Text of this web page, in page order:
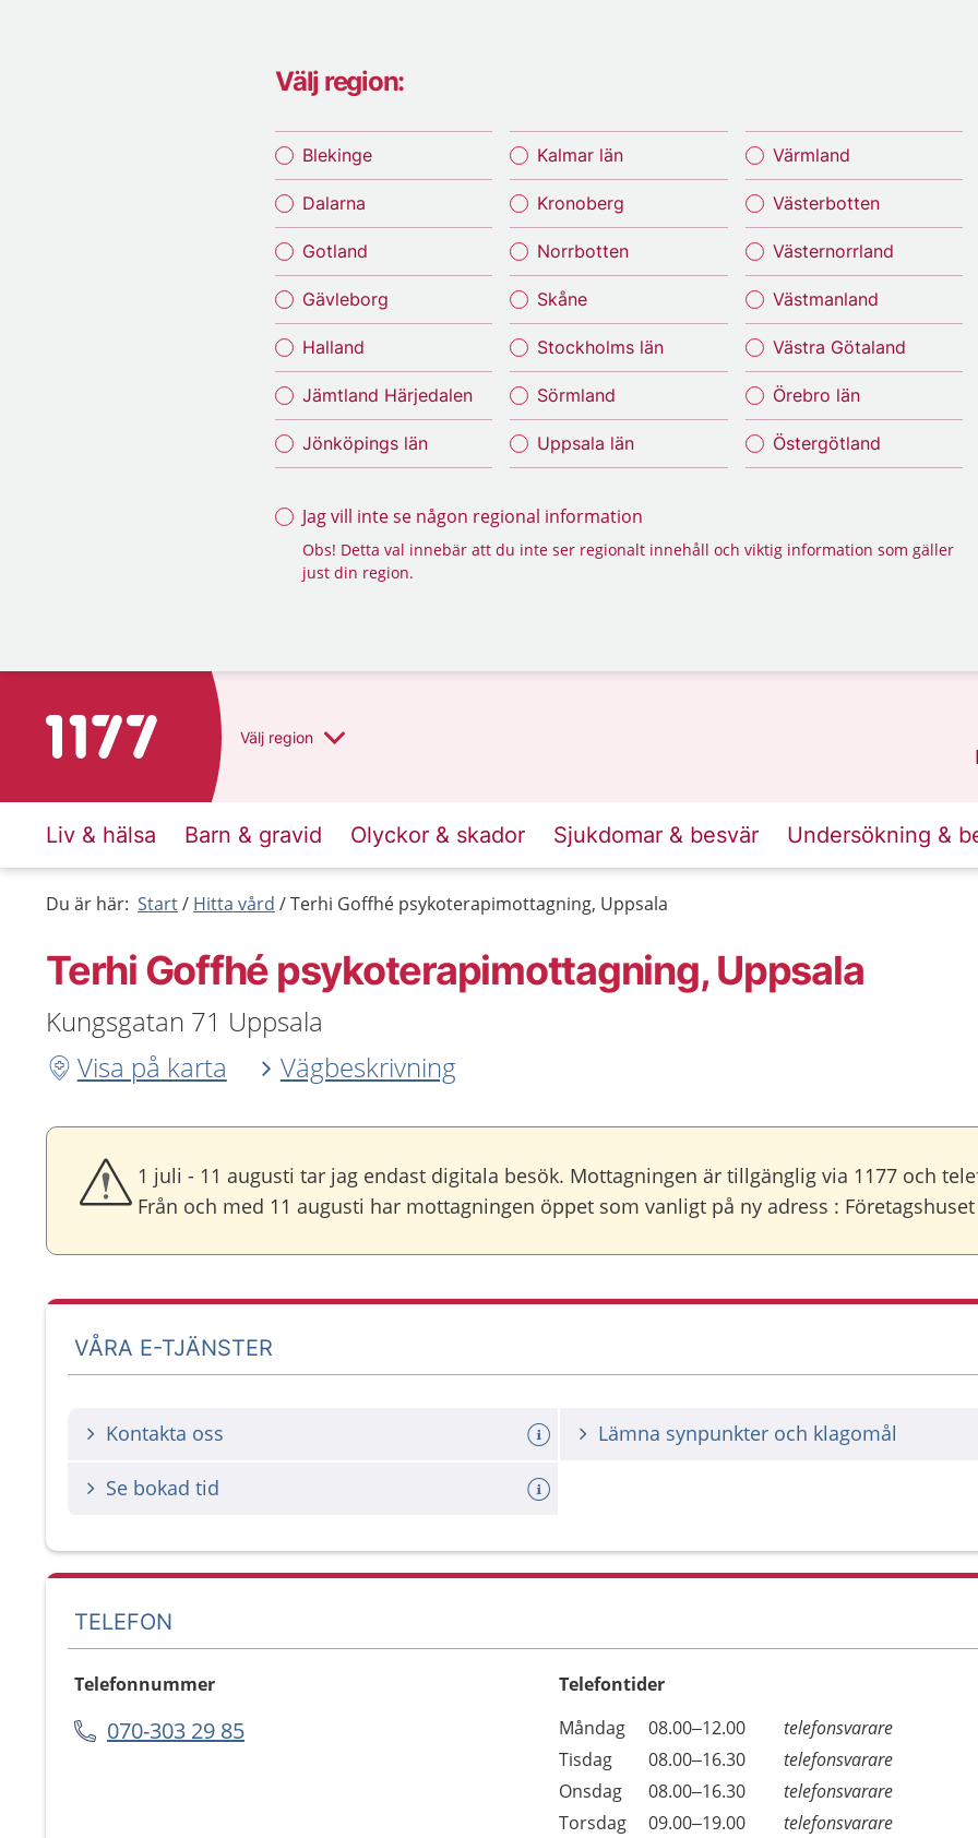
Välj region:
Blekinge
Dalarna
Gotland
Gävleborg
Halland
Jämtland Härjedalen
Jönköpings län
Kalmar län
Kronoberg
Norrbotten
Skåne
Stockholms län
Sörmland
Uppsala län
Värmland
Västerbotten
Västernorrland
Västmanland
Västra Götaland
Örebro län
Östergötland
Jag vill inte se någon regional information
Obs! Detta val innebär att du inte ser regionalt innehåll och viktig information som gäller
just din region.
Till startsidan för 1177 Välj region
Liv & hälsa Barn & gravid Olyckor & skador Sjukdomar & besvär Undersökning &
Du är här: Start Hitta vård Terhi Goffhé psykoterapimottagning, Uppsala
Terhi Goffhé psykoterapimottagning, Uppsala
Kungsgatan 71 Uppsala
Visa på karta
Vägbeskrivning
1 juli - 11 augusti tar jag endast digitala besök. Mottagningen är tillgänglig via 1177 och
Från och med 11 augusti har mottagningen öppet som vanligt på ny adress :
VÅRA E-TJÄNSTER
Kontakta oss Lämna synpunkter och klagomål
Se bokad tid
TELEFON
Telefonnummer
070-303 29 85
Telefontider
Dag
Öppettider
Kommentarer
Måndag 08.00–12.00
telefonsvarare
Tisdag
08.00–16.30
telefonsvarare
Onsdag
08.00–16.30
telefonsvarare
Torsdag
09.00–19.00
telefonsvarare